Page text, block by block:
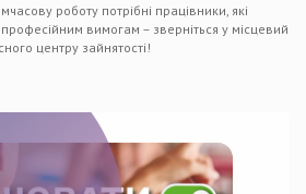
роботу потрібні працівники, які
вимогам – зверніться у місцевий
центру зайнятості!